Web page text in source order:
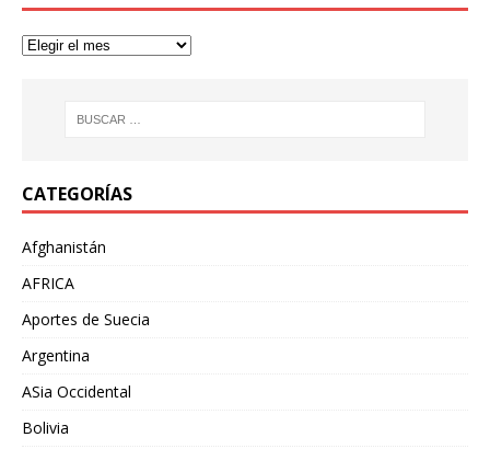
CATEGORÍAS
Afghanistán
AFRICA
Aportes de Suecia
Argentina
ASia Occidental
Bolivia